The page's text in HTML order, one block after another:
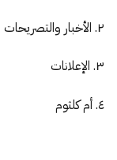
٢. الأخبار والتصريحات الرسمي
٣. الإعلانات
٤. أم كلثوم